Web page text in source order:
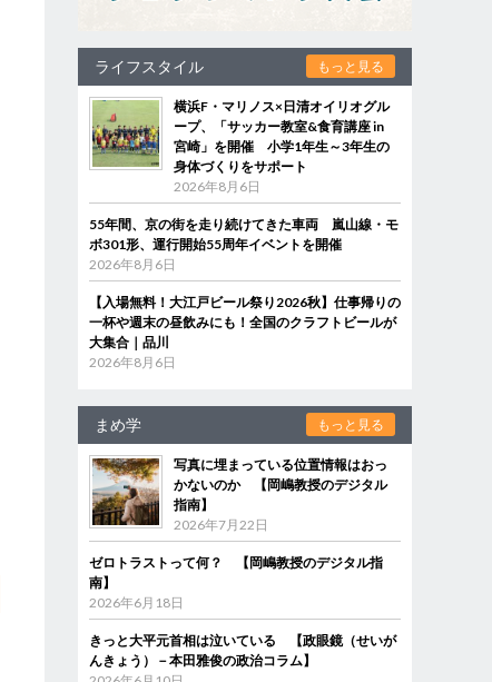
ライフスタイル もっと見る
横浜F・マリノス×日清オイリオグル
ープ、「サッカー教室&食育講座 in
宮崎」を開催 小学1年生～3年生の
身体づくりをサポート
2026年8月6日
55年間、京の街を走り続けてきた車両 嵐山線・モ
ボ301形、運行開始55周年イベントを開催
2026年8月6日
【入場無料！大江戸ビール祭り2026秋】仕事帰りの
一杯や週末の昼飲みにも！全国のクラフトビールが
大集合｜品川
2026年8月6日
まめ学 もっと見る
写真に埋まっている位置情報はおっ
かないのか 【岡嶋教授のデジタル
指南】
2026年7月22日
ゼロトラストって何？ 【岡嶋教授のデジタル指
南】
2026年6月18日
きっと大平元首相は泣いている 【政眼鏡（せいが
んきょう）－本田雅俊の政治コラム】